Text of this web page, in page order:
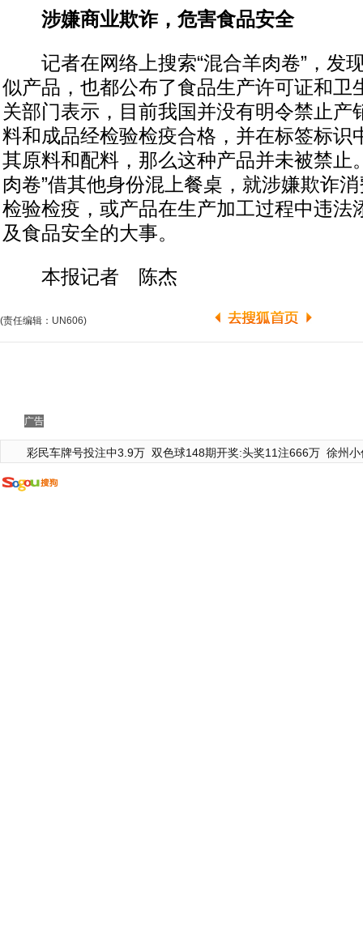
涉嫌商业欺诈，危害食品安全
记者在网络上搜索“混合羊肉卷”，发
似产品，也都公布了食品生产许可证和卫
关部门表示，目前我国并没有明令禁止产
料和成品经检验检疫合格，并在标签标识
其原料和配料，那么这种产品并未被禁止
肉卷”借其他身份混上餐桌，就涉嫌欺诈
检验检疫，或产品在生产加工过程中违法
及食品安全的大事。
本报记者 陈杰
(责任编辑：UN606)
广告
彩民车牌号投注中3.9万 双色球148期开奖:头奖11注666万 徐州